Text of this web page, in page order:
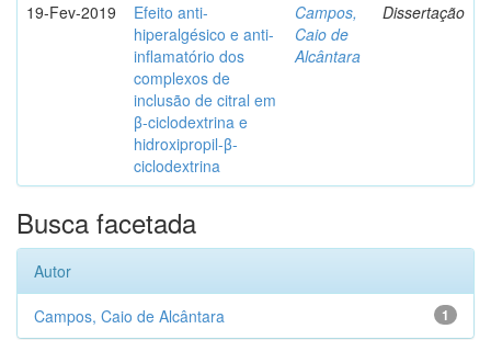
19-Fev-2019
Efeito anti-
hiperalgésico e anti-
inflamatório dos
complexos de
inclusão de citral em
β-ciclodextrina e
hidroxipropil-β-
ciclodextrina
Campos,
Caio de
Alcântara
Dissertação
Busca facetada
Autor
1
Campos, Caio de Alcântara